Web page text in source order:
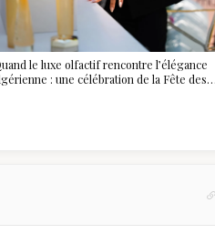
le luxe olfactif rencontre l’élégance
: une célébration de la Fête des